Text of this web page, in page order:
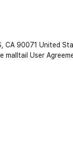
CA 90071 United
User